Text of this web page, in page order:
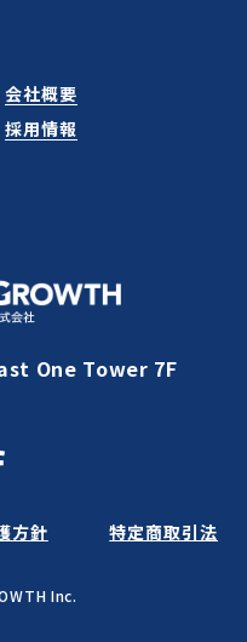
会社概要
採用情報
One Tower 7F
Inc.
方針 特定商取引法